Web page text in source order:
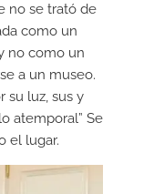
no se trató de
como un
no como un
a un museo.
su luz, sus y
atemporal” Se
el lugar.